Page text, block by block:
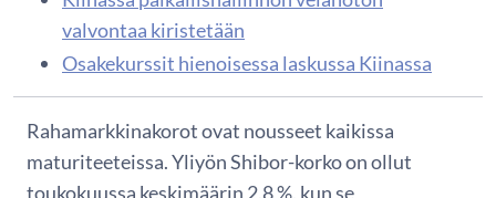
valvontaa kiristetään
Osakekurssit hienoisessa laskussa Kiinassa
Rahamarkkinakorot ovat nousseet kaikissa
maturiteeteissa. Yliyön Shibor-korko on ollut
toukokuussa keskimäärin 2,8 %, kun se